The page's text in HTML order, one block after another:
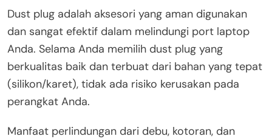
Dust plug adalah aksesori yang aman digunakan
dan sangat efektif dalam melindungi port laptop
Anda. Selama Anda memilih dust plug yang
berkualitas baik dan terbuat dari bahan yang tepat
(silikon/karet), tidak ada risiko kerusakan pada
perangkat Anda.
Manfaat perlindungan dari debu, kotoran, dan